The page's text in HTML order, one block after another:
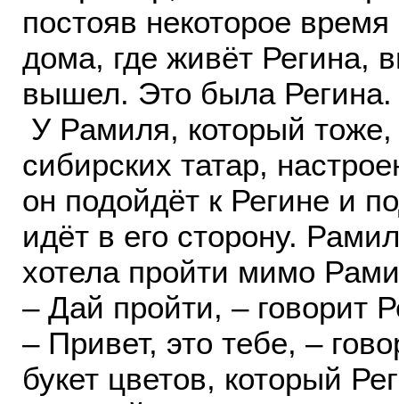
постояв некоторое
дома, где живёт Регина,
вышел. Это была Регина.
У Рамиля, который тоже,
сибирских татар,
он подойдёт к Регине и
идёт в его сторону.
хотела пройти мимо
– Дай пройти, – говорит
– Привет, это тебе, –
букет цветов, который